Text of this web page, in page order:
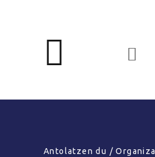
Antolatzen du / Organiza